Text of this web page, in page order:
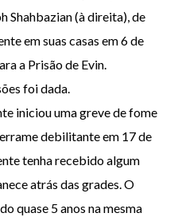
Shahbazian (à direita), de
em suas casas em 6 de
a Prisão de Evin.
foi dada.
iniciou uma greve de fome
debilitante em 17 de
tenha recebido algum
atrás das grades. O
quase 5 anos na mesma